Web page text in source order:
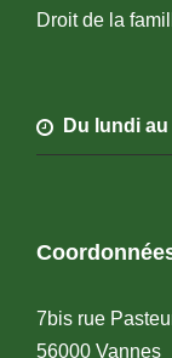
Droit de la
Du lundi
7bis rue
56000 Vannes